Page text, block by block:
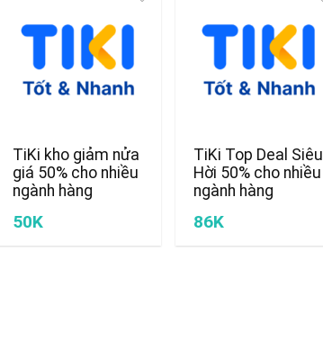
TiKi kho giảm nửa
giá 50% cho nhiều
ngành hàng
50K
TiKi Top Deal Siêu
Hời 50% cho nhiều
ngành hàng
86K